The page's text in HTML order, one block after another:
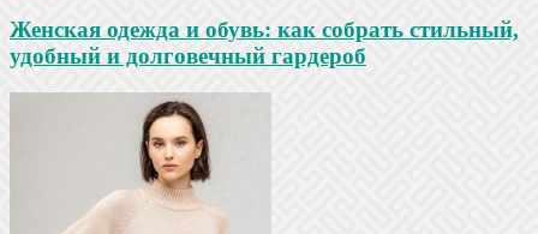
Женская одежда и обувь: как собрать стильный,
удобный и долговечный гардероб